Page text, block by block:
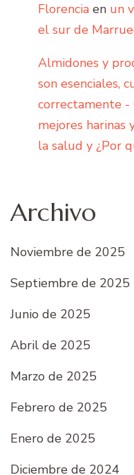
Florencia en un
el sur de
Almidones y
son esenciales,
correctamente -
mejores harinas
la salud y ¿Por
Archivo
Noviembre de 2025
Septiembre de 2025
Junio ​​de 2025
Abril de 2025
Marzo de 2025
Febrero de 2025
Enero de 2025
Diciembre de 2024